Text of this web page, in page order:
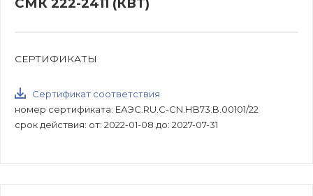
СЕРТИФИКАТЫ
Сертификат соответствия
номер сертификата: ЕАЭС.RU.С-CN.НB73.B.00101/22
срок действия: от: 2022-01-08 до: 2027-07-31